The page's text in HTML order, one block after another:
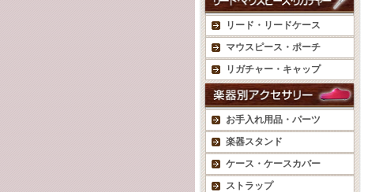
リード・リードケース
マウスピース・ポーチ
リガチャー・キャップ
お手入れ用品・パーツ
楽器スタンド
ケース・ケースカバー
ストラップ